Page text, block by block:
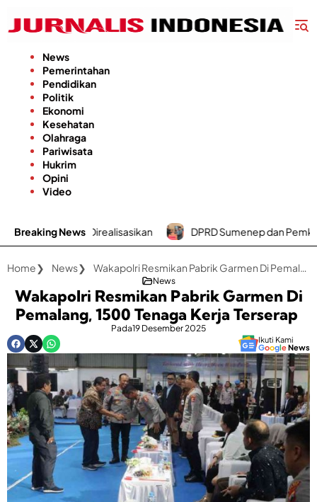
konten
News
Pemerintahan
Pendidikan
Politik
Ekonomi
Kesehatan
Olahraga
Pariwisata
Hukrim
Opini
Video
Breaking News DPRD Sumenep dan Pemkab Sepakati
Home News Wakapolri Resmikan Pabrik Garmen Di Pemalang, 1500 Tenaga Kerja Terserap ‎
News
Wakapolri Resmikan Pabrik Garmen Di
Pemalang, 1500 Tenaga Kerja Terserap ‎
Pada19 Desember 2025
Ikuti Kami
GoogleNews